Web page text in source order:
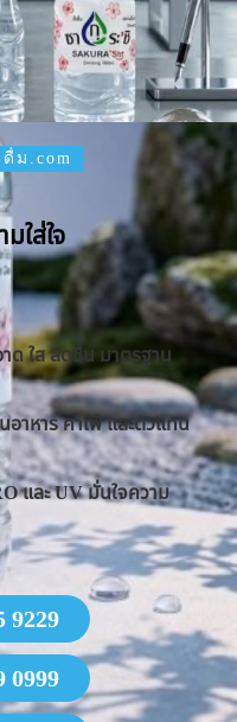
ม.com
ใส่ใจ
ด ใส สดชื่น มาตรฐาน
อาหาร คาเฟ่ และตัวแทน
และ UV มั่นใจความ
9229
0999